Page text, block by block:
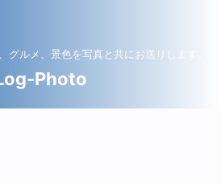
グルメ、景色を写真と共にお送りします。
Photo